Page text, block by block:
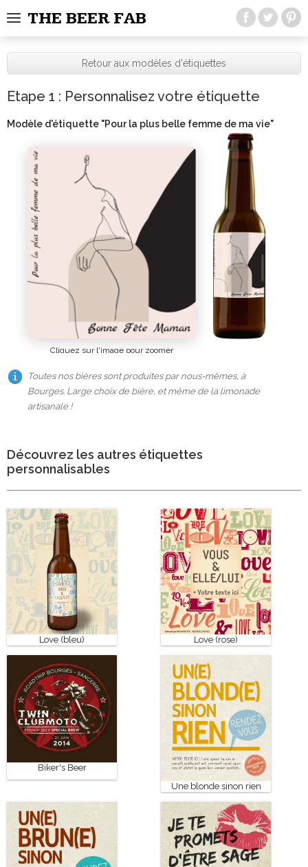
THE BEER FAB
Retour aux modèles d'étiquettes
Etape 1 : Personnalisez votre étiquette
Modèle d'étiquette "Pour la plus belle femme de ma vie"
Cliquez sur l'image pour zoomer
Toutes nos bières sont produites par nous-mêmes, à
Bourges. Large choix de bière, et même de la limonade
artisanale !
Découvrez les autres étiquettes
personnalisables
Love (bleu) Love (rose)
Biker's Beer
Une blonde sinon rien